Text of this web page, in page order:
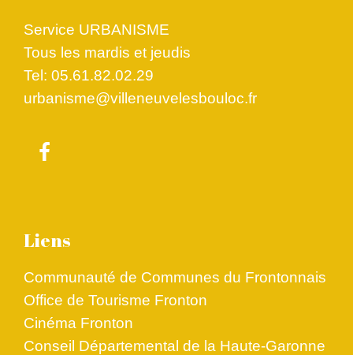
Service URBANISME
Tous les mardis et jeudis
Tel: 05.61.82.02.29
urbanisme@villeneuvelesbouloc.fr
Liens
Communauté de Communes du Frontonnais
Office de Tourisme Fronton
Cinéma Fronton
Conseil Départemental de la Haute-Garonne